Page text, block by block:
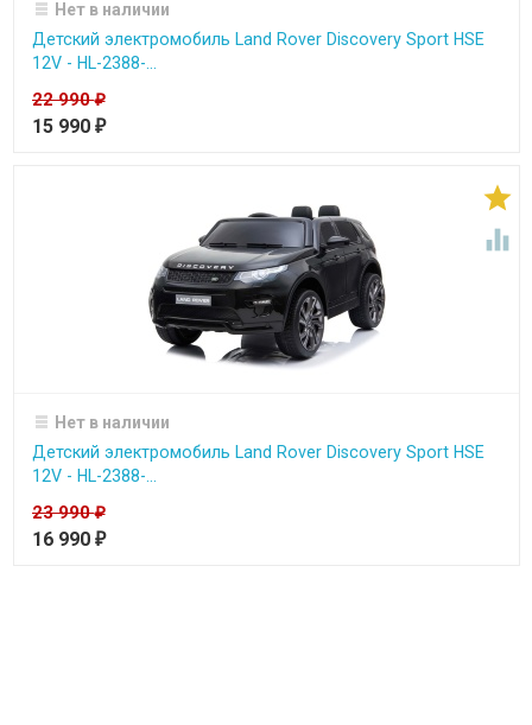
Нет в наличии
Детский электромобиль Land Rover Discovery Sport HSE
12V - HL-2388-...
22 990₽
15 990 ₽


Нет в наличии
Детский электромобиль Land Rover Discovery Sport HSE
12V - HL-2388-...
23 990₽
16 990 ₽